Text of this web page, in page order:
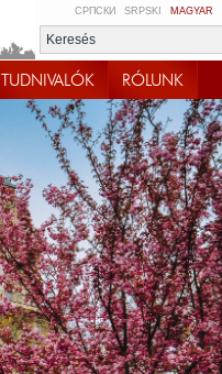
СРПСКИ SRPSKI MAGYAR
TUDNIVALÓK RÓLUNK